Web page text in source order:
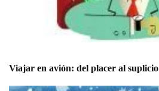
Viajar en avión: del placer al suplicio